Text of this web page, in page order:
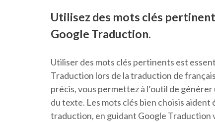
Utilisez des mots clés
Google Traduction.
Utiliser des mots clés pertinents est
Traduction lors de la traduction de
précis, vous permettez à l’outil de
du texte. Les mots clés bien choisis
traduction, en guidant Google Traduction